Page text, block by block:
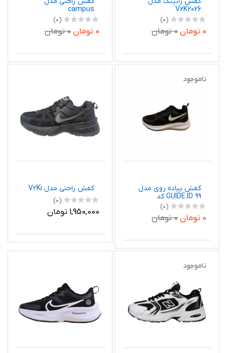
V2K2026
(0)
0 تومان 0 تومان
campus
(0)
0 تومان 0 تومان
ناموجود
کفش پیاده روی مدل
GUIDE.ID 99 کد
1999002236559882220
(0)
0 تومان 0 تومان
کفش راحتی مدل V2Ki
(0)
1,950,000 تومان
ناموجود